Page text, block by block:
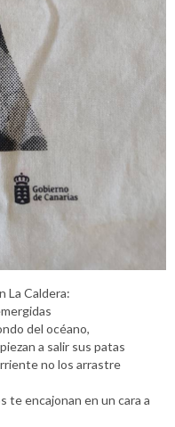
La Caldera:
del océano,
a salir sus patas
no los arrastre
te encajonan en un cara a